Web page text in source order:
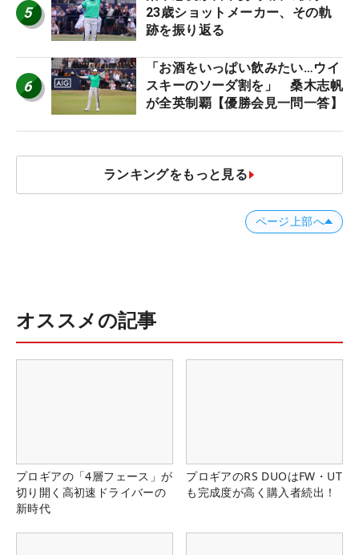
5
23歳ショットメーカー、その軌
跡を振り返る
6
「お酒をいっぱい飲みたい…ウイ
スキーのソーダ割を」 桑木志帆
が全英制覇【優勝会見一問一答】
ランキングをもっと見る
ページ上部へ
オススメの記事
プロギアの「4層フェース」が
切り開く高初速ドライバーの
新時代
プロギアのRS DUOはFW・UT
も完成度が高く購入者続出！